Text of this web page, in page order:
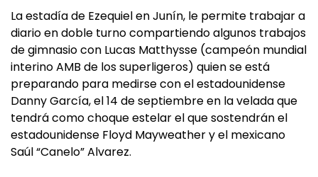
La estadía de Ezequiel en Junín, le permite trabajar a
diario en doble turno compartiendo algunos trabajos
de gimnasio con Lucas Matthysse (campeón mundial
interino AMB de los superligeros) quien se está
preparando para medirse con el estadounidense
Danny García, el 14 de septiembre en la velada que
tendrá como choque estelar el que sostendrán el
estadounidense Floyd Mayweather y el mexicano
Saúl “Canelo” Alvarez.